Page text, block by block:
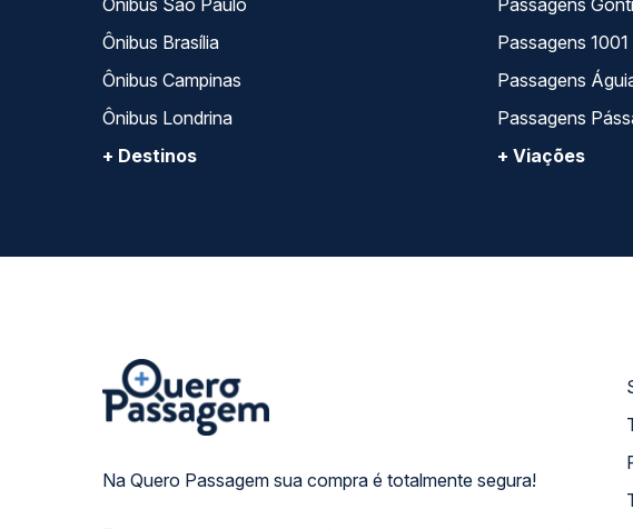
Ônibus São Paulo
Ônibus Brasília
Ônibus Campinas
Ônibus Londrina
+ Destinos
Passagens
Passagens 1001
Passagens
Passagens
+ Viações
Na Quero Passagem sua compra é totalmente segura!